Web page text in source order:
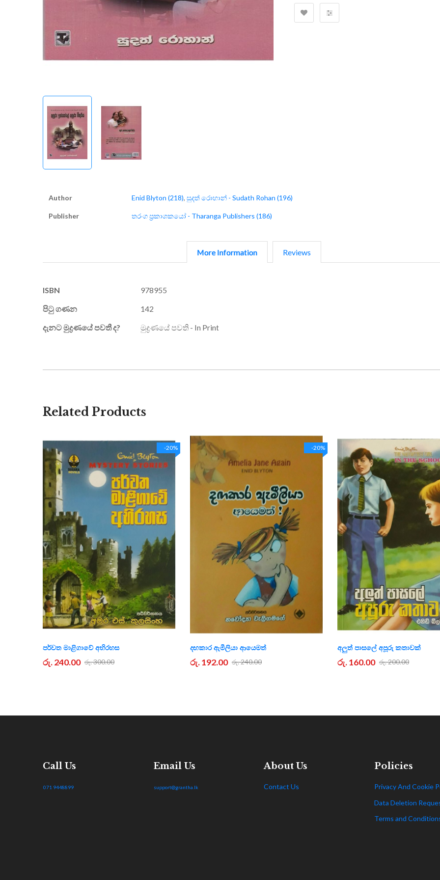
Author Enid Blyton (218), සුදත් රොහාන් - Sudath Rohan (196)
Publisher තරංග ප්‍රකාශකයෝ - Tharanga Publishers (186)
More Information Reviews
More
ISBN
978955
පිටු ගණන
142
දැනට මුද්‍රණයේ පවතී ද?
මුද්‍රණයේ පවති - In Print
Related Products
-20%
පර්වත මාළිගාවේ අභිරහස
රු. 240.00 රු. 300.00
-20%
දඟකාර ඇමීලියා ආයෙමත්
රු. 192.00 රු. 240.00
අලුත් පාසලේ අපූරු කතාවක්
රු. 160.00 රු. 200.00
Call Us
071 9448899
Email Us
support@grantha.lk
About Us
Contact Us
Policies
Privacy And Cookie
Data Deletion
Terms and